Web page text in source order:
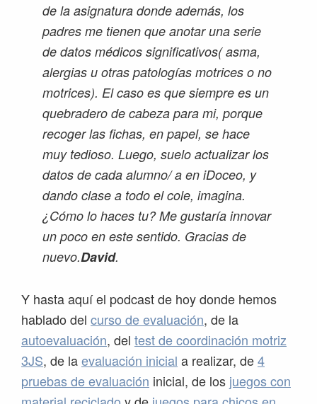
de la asignatura donde además, los
padres me tienen que anotar una serie
de datos médicos significativos( asma,
alergias u otras patologías motrices o no
motrices). El caso es que siempre es un
quebradero de cabeza para mi, porque
recoger las fichas, en papel, se hace
muy tedioso. Luego, suelo actualizar los
datos de cada alumno/ a en iDoceo, y
dando clase a todo el cole, imagina.
¿Cómo lo haces tu? Me gustaría innovar
un poco en este sentido. Gracias de
nuevo.David.
Y hasta aquí el podcast de hoy donde hemos
hablado del curso de evaluación, de la
autoevaluación, del test de coordinación motriz
3JS, de laevaluación inicial a realizar, de4
pruebas de evaluación inicial, de los juegos con